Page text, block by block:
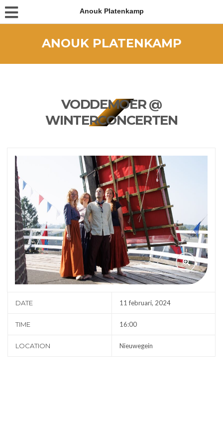
Anouk Platenkamp
ANOUK PLATENKAMP
VODDEMOER @
WINTERCONCERTEN
DATE 11 februari, 2024
TIME 16:00
LOCATION Nieuwegein